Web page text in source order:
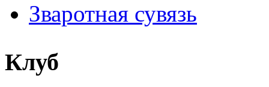
Зваротная сувязь
Клуб